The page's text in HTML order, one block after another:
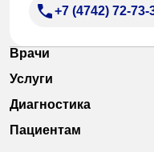
+7 (4742) 72-73-
Врачи
Услуги
Диагностика
Пациентам